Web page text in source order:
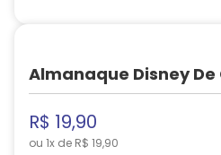
Almanaque Disney
R$ 19,90
ou 1x de R$ 19,90